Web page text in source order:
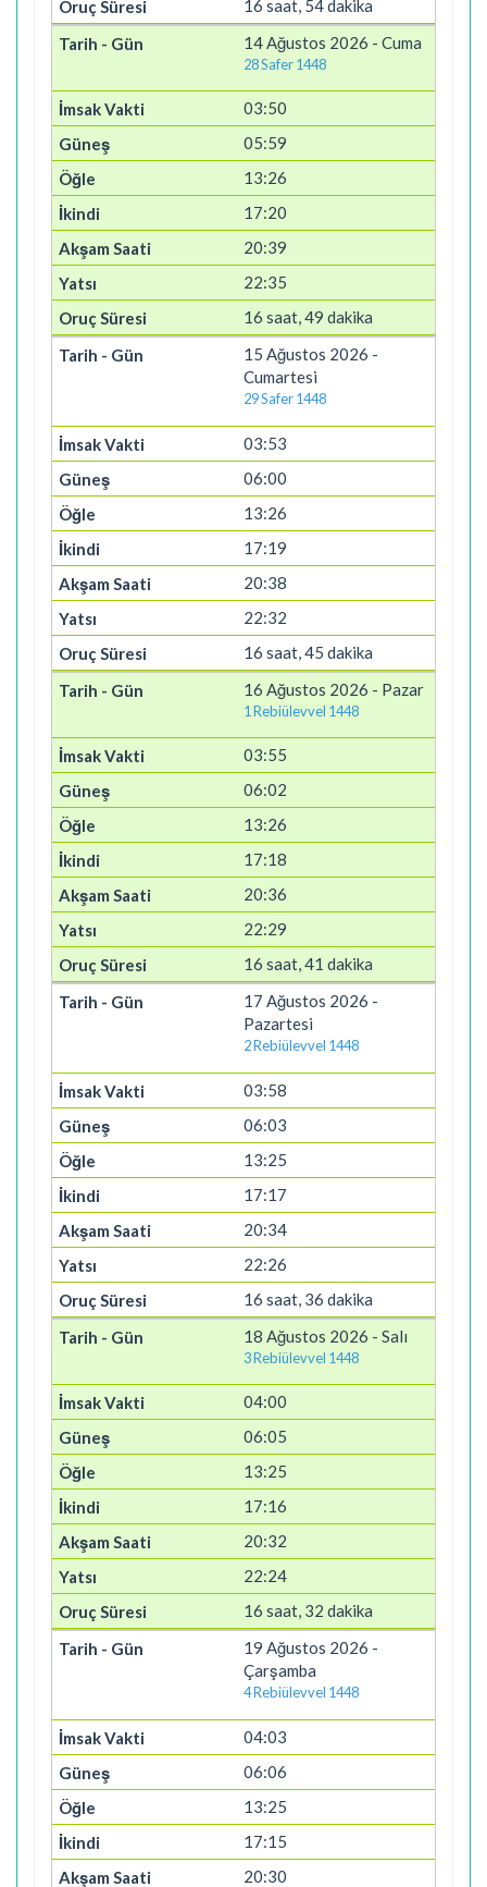
16 saat, 54 dakika
14 Ağustos 2026 - Cuma
28 Safer 1448
03:50
05:59
13:26
17:20
20:39
22:35
16 saat, 49 dakika
15 Ağustos 2026 -
Cumartesi
29 Safer 1448
03:53
06:00
13:26
17:19
20:38
22:32
16 saat, 45 dakika
16 Ağustos 2026 - Pazar
1 Rebiülevvel 1448
03:55
06:02
13:26
17:18
20:36
22:29
16 saat, 41 dakika
17 Ağustos 2026 -
Pazartesi
2 Rebiülevvel 1448
03:58
06:03
13:25
17:17
20:34
22:26
16 saat, 36 dakika
18 Ağustos 2026 - Salı
3 Rebiülevvel 1448
04:00
06:05
13:25
17:16
20:32
22:24
16 saat, 32 dakika
19 Ağustos 2026 -
Çarşamba
4 Rebiülevvel 1448
04:03
06:06
13:25
17:15
20:30